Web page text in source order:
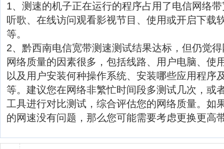
1、测速的机子正在运行的程序占用了电信网络
听歌、在线访问观看影视节目、使用或开启下载
等。
2、黔西南电信宽带测速测试结果达标，但仍觉
网络质量的因素很多，包括线路、用户电脑、使
以及用户安装何种操作系统、安装哪些应用程序
等。建议您在网络非繁忙时间段多测试几次，或
工具进行对比测试，综合评估您的网络质量。如
的网速没有问题，那么您可能需要考虑更换更高